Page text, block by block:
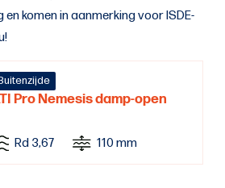
komen in aanmerking voor ISDE-
Pro Nemesis damp-open
Rd 3,67 110 mm